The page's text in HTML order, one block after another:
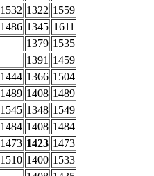
1532 1322 1559
1486 1345 1611
1379 1535
1391 1459
1444 1366 1504
1489 1408 1489
1545 1348 1549
1484 1408 1484
1473 1423 1473
1510 1400 1533